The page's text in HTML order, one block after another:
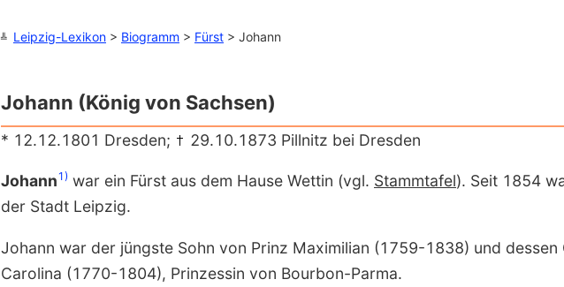
Leipzig-Lexikon > Biogramm > Fürst > Johann
Johann (König von Sachsen)
* 12.12.1801 Dresden; 29.10.1873 Pillnitz bei Dresden
Johann 1) war ein Fürst aus dem Hause Wettin (vgl. Stamm­tafel). Seit 1854
der Stadt Leipzig.
Johann war der jüngste Sohn von Prinz Maximilian (1759-1838) und dessen
Carolina (1770-1804), Prinzessin von Bourbon-Parma.